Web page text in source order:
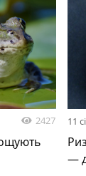
2427 11
—